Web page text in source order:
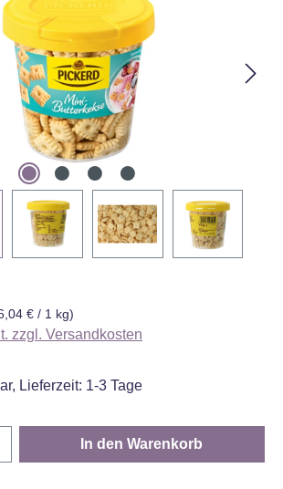
€ / 1 kg)
zzgl. Versandkosten
Lieferzeit: 1-3 Tage
Gib den gewünschten
In den Warenkorb